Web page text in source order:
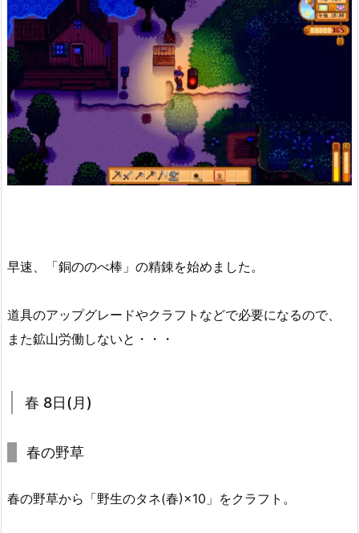
早速、「銅ののべ棒」の精錬を始めました。
道具のアップグレードやクラフトなどで必要になるので、
また鉱山労働しないと・・・
春 8日(月)
春の野草
春の野草から「野生のタネ(春)×10」をクラフト。